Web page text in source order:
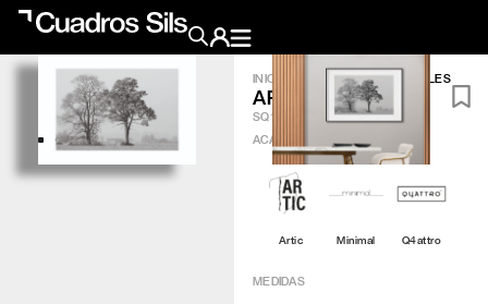
Obra Pictórica
Obra Gráfica
INICIO OBRA GRÁFICA/ ARBOLES
ARBOLES
SQ164
ACABADO
Artic Minimal Q4attro
MEDIDAS